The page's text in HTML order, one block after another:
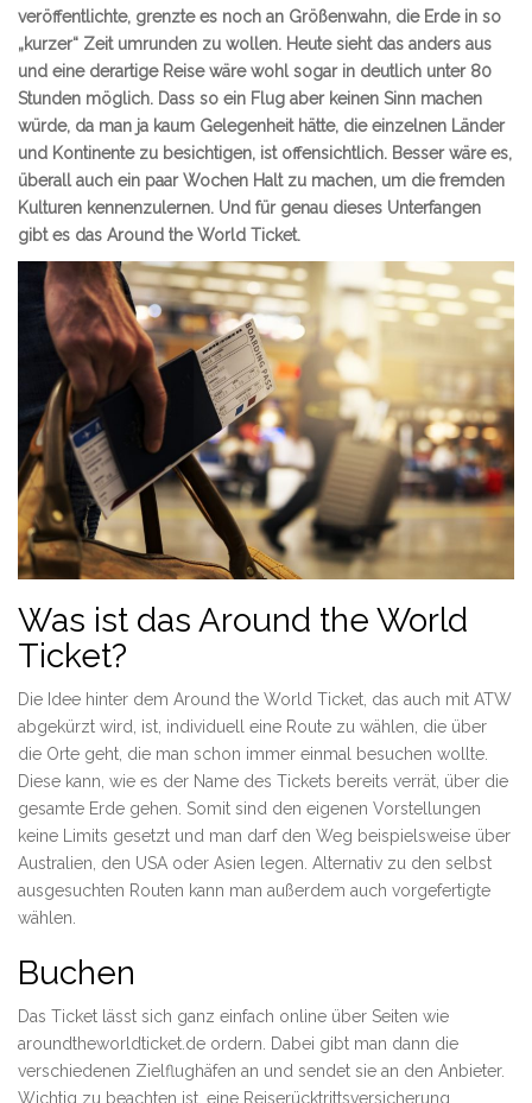
veröffentlichte, grenzte es noch an Größenwahn, die Erde in so
„kurzer“ Zeit umrunden zu wollen. Heute sieht das anders aus
und eine derartige Reise wäre wohl sogar in deutlich unter 80
Stunden möglich. Dass so ein Flug aber keinen Sinn machen
würde, da man ja kaum Gelegenheit hätte, die einzelnen Länder
und Kontinente zu besichtigen, ist offensichtlich. Besser wäre es,
überall auch ein paar Wochen Halt zu machen, um die fremden
Kulturen kennenzulernen. Und für genau dieses Unterfangen
gibt es das Around the World Ticket.
Was ist das Around the World
Ticket?
Die Idee hinter dem Around the World Ticket, das auch mit ATW
abgekürzt wird, ist, individuell eine Route zu wählen, die über
die Orte geht, die man schon immer einmal besuchen wollte.
Diese kann, wie es der Name des Tickets bereits verrät, über die
gesamte Erde gehen. Somit sind den eigenen Vorstellungen
keine Limits gesetzt und man darf den Weg beispielsweise über
Australien, den USA oder Asien legen. Alternativ zu den selbst
ausgesuchten Routen kann man außerdem auch vorgefertigte
wählen.
Buchen
Das Ticket lässt sich ganz einfach online über Seiten wie
aroundtheworldticket.de ordern. Dabei gibt man dann die
verschiedenen Zielflughäfen an und sendet sie an den Anbieter.
Wichtig zu beachten ist, eine Reiserücktrittsversicherung